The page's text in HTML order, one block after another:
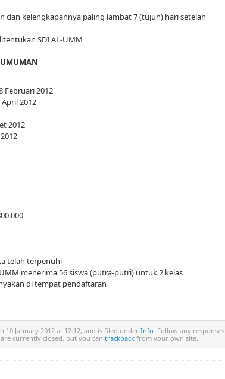
dan kelengkapannya paling lambat 7 (tujuh) hari setelah
SDI AL-UMM
Februari 2012
2012
2012
telah terpenuhi
menerima 56 siswa (putra-putri) untuk 2 kelas
di tempat pendaftaran
10 January 2012 at 12:12, and is filed under Info. Follow any responses
are currently closed, but you can trackback from your own site.